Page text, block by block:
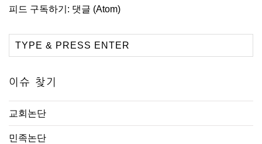
피드 구독하기: 댓글 (Atom)
이슈 찾기
교회논단
민족논단